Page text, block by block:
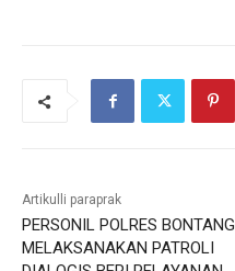
Artikulli paraprak
PERSONIL POLRES BONTANG
MELAKSANAKAN PATROLI